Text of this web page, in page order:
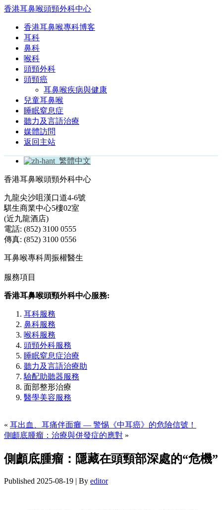
香港耳鼻喉頭頸外科中心
香港耳鼻喉專科博客
耳科
鼻科
喉科
頭頸外科
頭頸癌
耳鼻喉疾病與健康
兒童耳鼻喉
睡眠窒息症
聽力及言語治療
媒體訪問
返回主站
繁體中文
香港耳鼻喉頭頸外科中心
九龍尖沙咀漢口道4-6號
騏生商業中心5樓02室
(近九龍酒店)
電話: (852) 3100 0555
傳真: (852) 3100 0556
耳鼻喉專科周振權醫生
服務項目
香港耳鼻喉頭頸外科中心服務:
耳科服務
鼻科服務
喉科服務
頭頸外科服務
睡眠窒息症治療
聽力及言語治療助
驗配助聽器服務
面部整形治療
醫學美容服務
« 耳出血、耳痛伴面癱 — 警惕《中耳癌》的危險信號！
側顱底腫瘤：治療與併發症的應對 »
側顱底腫瘤：隱藏在頭頸部深處的“危機”
Published 2025-08-19 | By editor